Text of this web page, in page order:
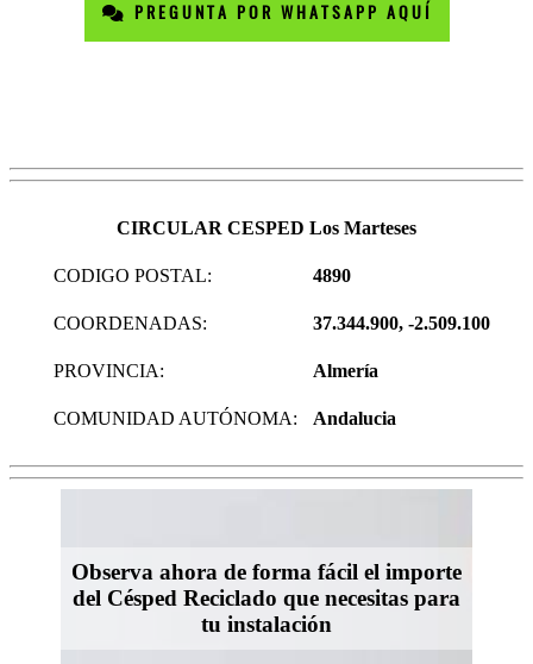
PREGUNTA POR WHATSAPP AQUÍ
CIRCULAR CESPED Los Marteses
CODIGO POSTAL: 4890
COORDENADAS: 37.344.900, -2.509.100
PROVINCIA: Almería
COMUNIDAD AUTÓNOMA: Andalucia
Observa ahora de forma fácil el importe
del Césped Reciclado que necesitas para
tu instalación